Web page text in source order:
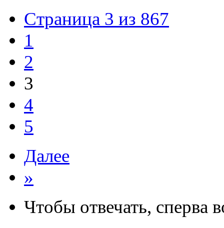
Страница 3 из 867
1
2
3
4
5
Далее
»
Чтобы отвечать, сперва